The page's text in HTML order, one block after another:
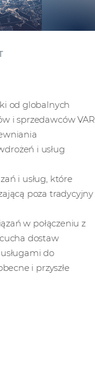
od globalnych
i sprzedawców VAR
i usług
i usług, które
poza tradycyjny
w połączeniu z
dostaw
do
i przyszłe